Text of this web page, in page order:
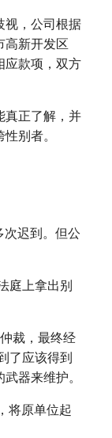
视，公司根据
高新开发区
应款项，双方
真正了解，并
别者。
迟到。但公
庭上拿出别
裁，最终经
了应该得到
器来维护。
将原单位起